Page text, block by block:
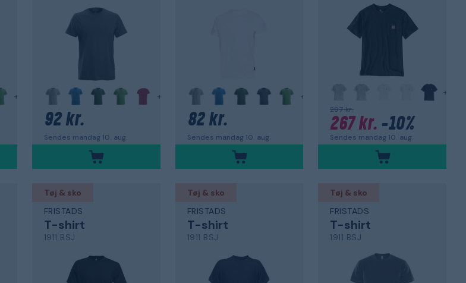
+ +
92 kr.
Sendes mandag 10. aug.
+
82 kr.
Sendes mandag 10. aug.
+
297 kr.
267 kr. -10%
Sendes mandag 10. aug.
Tøj & sko
FRISTADS
T-shirt
1911 BSJ
Tøj & sko
FRISTADS
T-shirt
1911 BSJ
Tøj & sko
FRISTADS
T-shirt
1911 BSJ